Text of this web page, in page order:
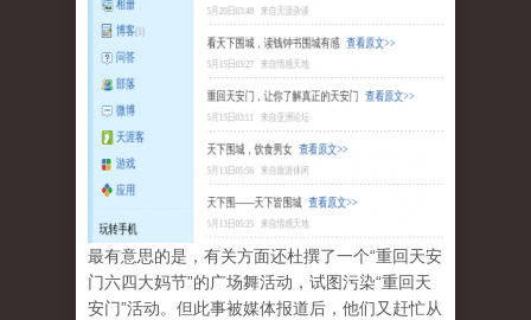
最有意思的是，有关方面还杜撰了一个“重回天安
门六四大妈节”的广场舞活动，试图污染“重回天
安门”活动。但此事被媒体报道后，他们又赶忙从